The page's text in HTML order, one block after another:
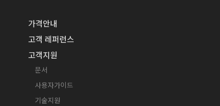
가격안내
고객 레퍼런스
고객지원
문서
사용자가이드
기술지원